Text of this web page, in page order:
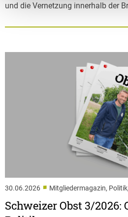
und die Vernetzung innerhalb der
30.06.2026 ■ Mitgliedermagazin,
Schweizer Obst 3/2026: